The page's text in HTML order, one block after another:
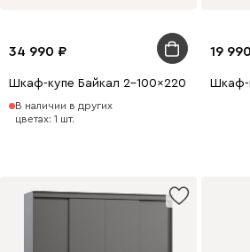
34 990
Шкаф-купе Байкал 2-100x220 Дуб
В наличии в других
цветах: 1 шт.
19 990
Шкаф-